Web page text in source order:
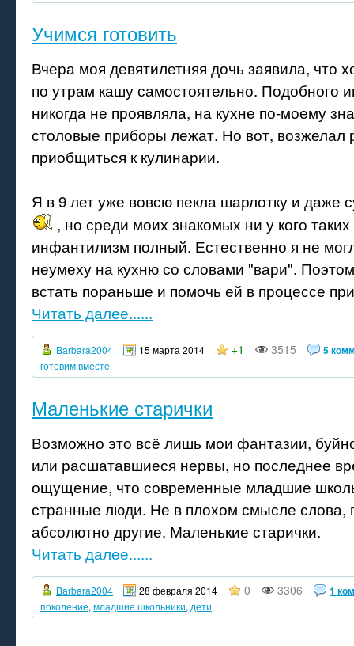
Учимся готовить
Вчера моя девятилетняя дочь заявила, что
по утрам кашу самостоятельно. Подобного
никогда не проявляла, на кухне по-моему
столовые приборы лежат. Но вот, возжелал
приобщиться к кулинарии.
Я в 9 лет уже вовсю пекла шарлотку и даже
, но среди моих знакомых ни у кого
инфантилизм полный. Естественно я не
неумеху на кухню со словами "вари".
встать пораньше и помочь ей в процессе
Читать далее......
Barbara2004 15 марта 2014 +1 3515 5
готовим вместе
Маленькие старички
Возможно это всё лишь мои фантазии,
или расшатавшиеся нервы, но последнее
ощущение, что современные младшие
странные люди. Не в плохом смысле слова,
абсолютно другие. Маленькие старички.
Читать далее......
Barbara2004 28 февраля 2014 0 3306 1
поколение, младшие школьники, дети